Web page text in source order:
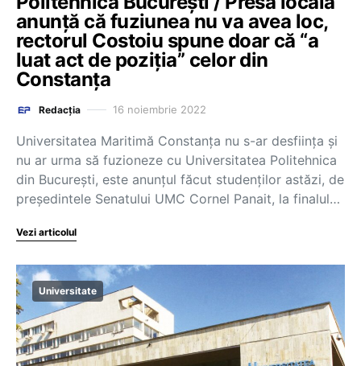
anunță că fuziunea nu va avea loc,
rectorul Costoiu spune doar că “a
luat act de poziția” celor din
Constanța
Redacția 16 noiembrie 2022
Universitatea Maritimă Constanța nu s-ar desființa și
nu ar urma să fuzioneze cu Universitatea Politehnica
din București, este anunțul făcut studenților astăzi, de
președintele Senatului UMC Cornel Panait, la finalul…
Vezi articolul
Universitate